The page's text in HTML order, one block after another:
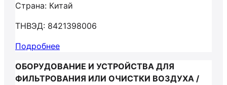
Страна: Китай
ТНВЭД: 8421398006
Подробнее
ОБОРУДОВАНИЕ И УСТРОЙСТВА ДЛЯ
ФИЛЬТРОВАНИЯ ИЛИ ОЧИСТКИ ВОЗДУХА /